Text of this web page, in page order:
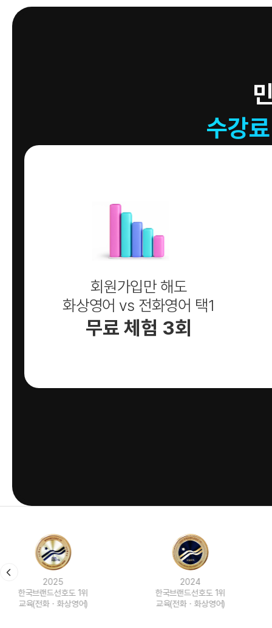
수강
회원가입만 해도
화상영어 vs 전화영어 택1
무료 체험 3회
2024
한국브랜드선호도 1위
교육(전화ㆍ화상영어)
2023
한국브랜드선호도 1위
교육(전화ㆍ화상영어)